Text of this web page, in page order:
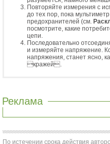
Повторяйте измерения с
до тех пор, пока
предохранителей (см.
посмотрите, какие
цепи.
Последовательно
и измеряйте напряжение.
напряжения, станет ясно,
кражей.
Реклама
По истечении срока действия